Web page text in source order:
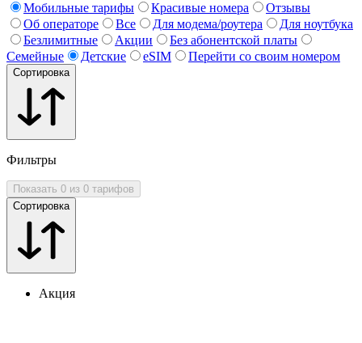
Мобильные тарифы Красивые номера
Отзывы
Об операторе
Все Для модема/роутера
Для ноутбука
Безлимитные
Акции
Без абонентской платы
Семейные
Детские eSIM Перейти со своим номером
Сортировка
Фильтры
Показать 0 из 0 тарифов
Сортировка
Акция